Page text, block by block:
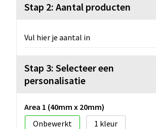
Stap 2: Aantal producten
Vul hier je aantal in
Stap 3: Selecteer een
personalisatie
Area 1 (40mm x 20mm)
Onbewerkt
1